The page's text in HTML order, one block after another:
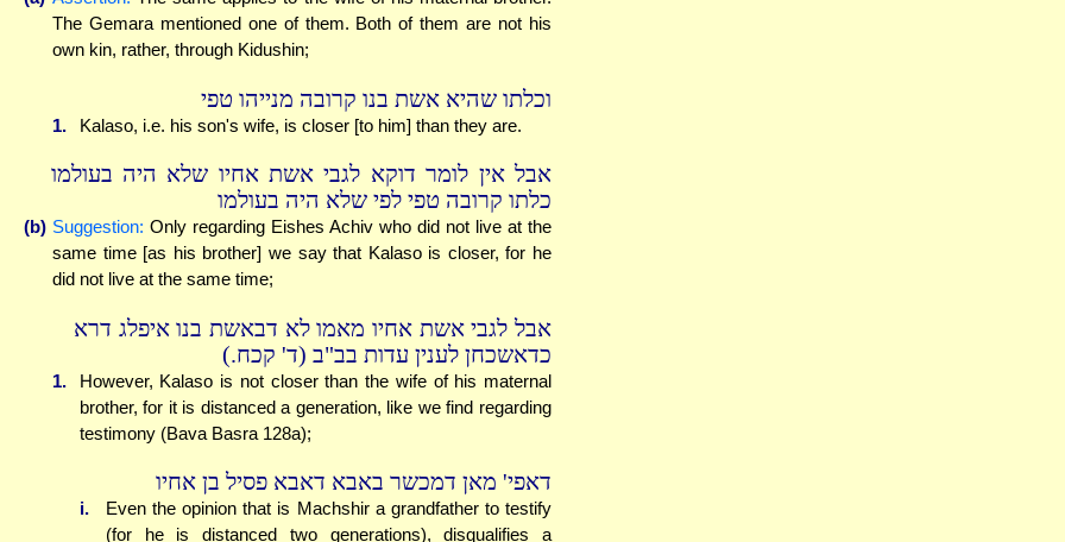
The Gemara mentioned one of them. Both of them are not his
own kin, rather, through Kidushin;
וכלתו שהיא אשת בנו קרובה מנייהו טפי
1. Kalaso, i.e. his son's wife, is closer [to him] than they are.
אבל אין לומר דוקא לגבי אשת אחיו שלא היה בעולמו
כלתו קרובה טפי לפי שלא היה בעולמו
(b) Suggestion: Only regarding Eishes Achiv who did not live at the
same time [as his brother] we say that Kalaso is closer, for he
did not live at the same time;
אבל לגבי אשת אחיו מאמו לא דבאשת בנו איפלג דרא
כדאשכחן לענין עדות בב"ב (ד' קכח.)
1.
However, Kalaso is not closer than the wife of his maternal
brother, for it is distanced a generation, like we find regarding
testimony (Bava Basra 128a);
דאפי' מאן דמכשר באבא דאבא פסיל בן אחיו
i.
Even the opinion that is Machshir a grandfather to testify
(for he is distanced two generations), disqualifies a